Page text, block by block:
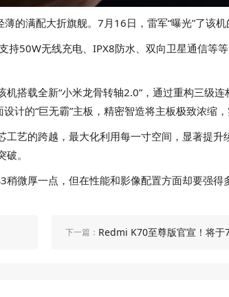
满配大折旗舰。7月16日，雷军“曝光”了该机
50W无线充电、IPX8防水、双向卫星通信等
搭载全新“小米龙骨转轴2.0”，通过重构三级
的“巨无霸”主板，精密智造将主板极致浓缩，
艺的跨越，最大化利用每一寸空间，显著提
。
微厚一点，但在性能和影像配置方面却要强
下一篇： Redmi K70至尊版官宣！将于